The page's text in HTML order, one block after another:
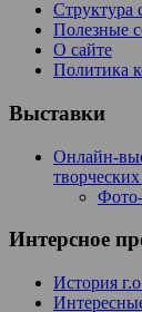
Структура
Полезные
О сайте
Политика
Выставки
Онлайн-
Интерсное
История